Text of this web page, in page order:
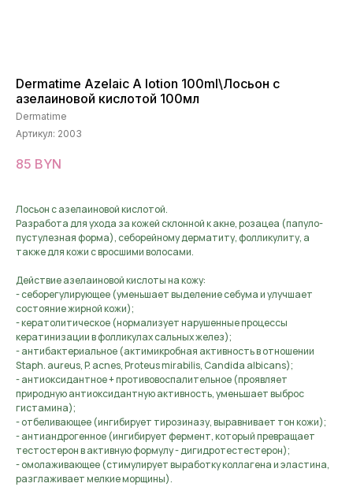
Dermatime Azelaic A lotion 100ml\Лосьон с
азелаиновой кислотой 100мл
Dermatime
Артикул: 2003
85 BYN
Лосьон с азелаиновой кислотой.
Разработа для ухода за кожей склонной к акне, розацеа (папуло-
пустулезная форма), себорейному дерматиту, фолликулиту, а
также для кожи с вросшими волосами.
Действие азелаиновой кислоты на кожу:
- себорегулирующее (уменьшает выделение себума и улучшает
состояние жирной кожи);
- кератолитическое (нормализует нарушенные процессы
кератинизации в фолликулах сальных желез);
- антибактериальное (актимикробная активность в отношении
Staph. aureus, P. acnes, Proteus mirabilis, Candida albicans);
- антиоксидантное + противовоспалительное (проявляет
природную антиоксидантную активность, уменьшает выброс
гистамина);
- отбеливающее (ингибирует тирозиназу, выравнивает тон кожи);
- антиандрогенное (ингибирует фермент, который превращает
тестостерон в активную формулу - дигидротестестерон);
- омолаживающее (стимулирует выработку коллагена и эластина,
разглаживает мелкие морщины).